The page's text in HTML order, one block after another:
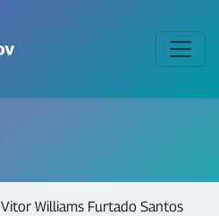
Vitor Williams Furtado Santos